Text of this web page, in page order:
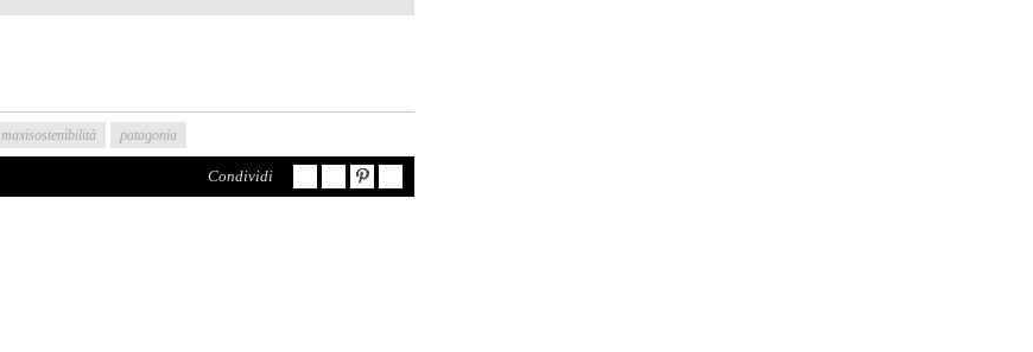
maxisostenibilità patagonia
Condividi